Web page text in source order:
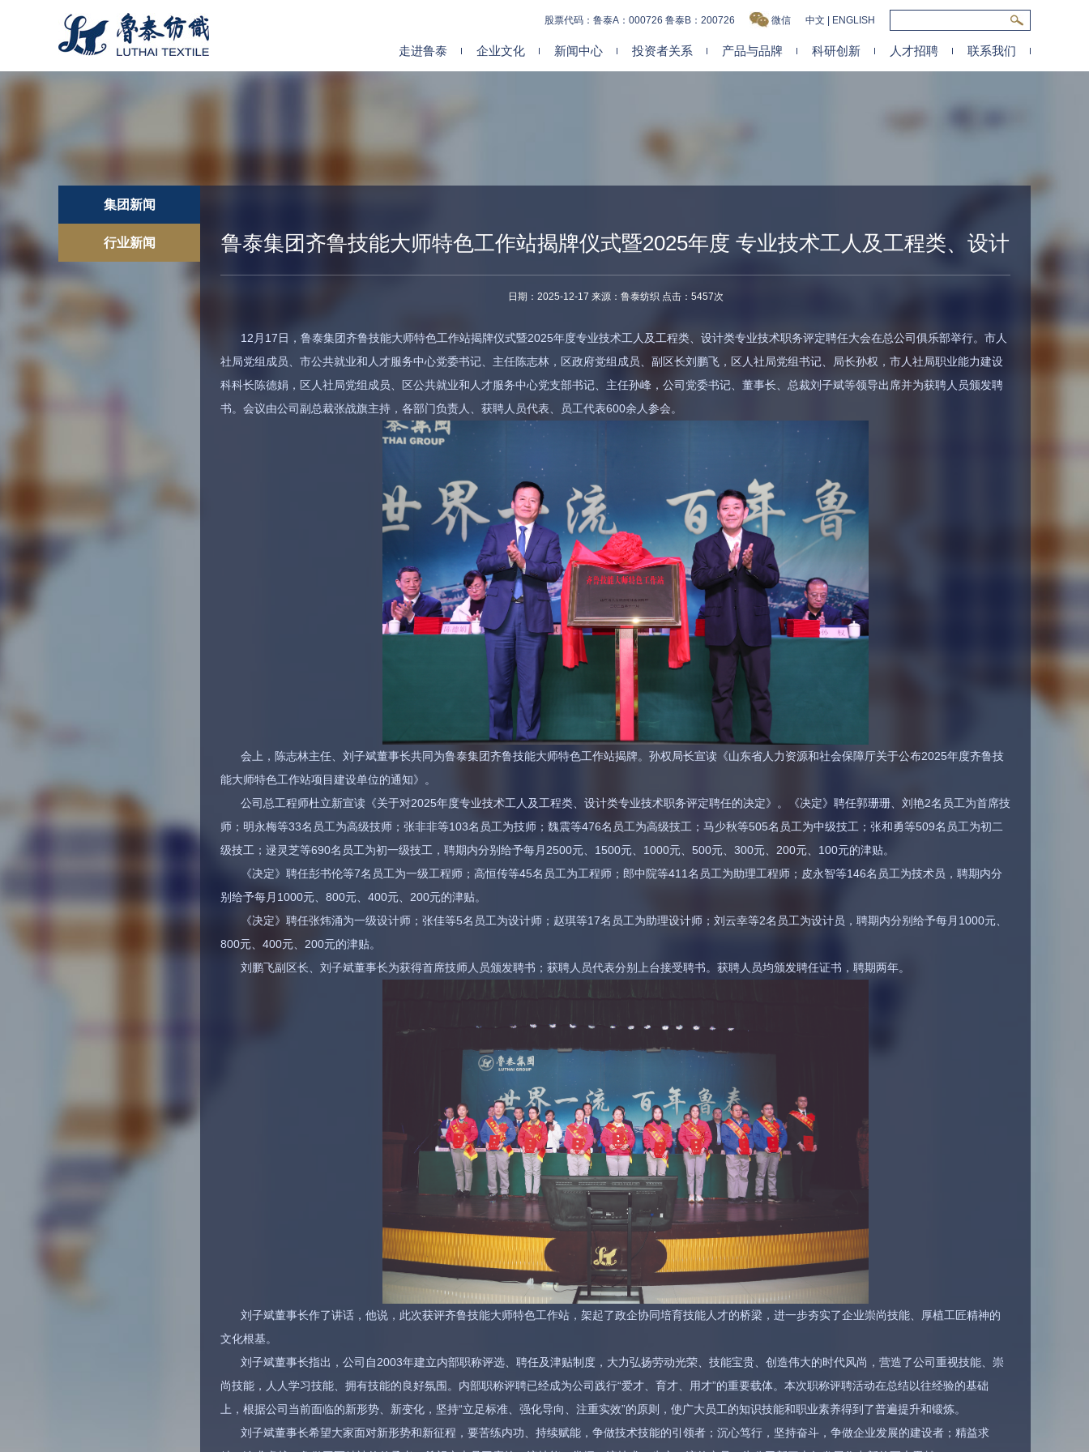
中文 ENGLISH
微信
股票代码：鲁泰A：000726 鲁泰B：200726
走进鲁泰 企业文化 新闻中心 投资者关系 产品与品牌 科研创新 人才招聘 联系我们
集团新闻
行业新闻 鲁泰集团齐鲁技能大师特色工作站揭牌仪式暨2025年度 专业技术工人及工程类、设计
类专业技术职务评定聘任大会举行
日期：2025-12-17 来源：鲁泰纺织 点击：5457次
12月17日，鲁泰集团齐鲁技能大师特色工作站揭牌仪式暨2025年度专业技术工人及工程类、设计类专业技术职务评定聘任大会在总公司俱乐部举行。市人
社局党组成员、市公共就业和人才服务中心党委书记、主任陈志林，区政府党组成员、副区长刘鹏飞，区人社局党组书记、局长孙权，市人社局职业能力建设
科科长陈德娟，区人社局党组成员、区公共就业和人才服务中心党支部书记、主任孙峰，公司党委书记、董事长、总裁刘子斌等领导出席并为获聘人员颁发聘
书。会议由公司副总裁张战旗主持，各部门负责人、获聘人员代表、员工代表600余人参会。
会上，陈志林主任、刘子斌董事长共同为鲁泰集团齐鲁技能大师特色工作站揭牌。孙权局长宣读《山东省人力资源和社会保障厅关于公布2025年度齐鲁技
能大师特色工作站项目建设单位的通知》。
公司总工程师杜立新宣读《关于对2025年度专业技术工人及工程类、设计类专业技术职务评定聘任的决定》。《决定》聘任郭珊珊、刘艳2名员工为首席技
师；明永梅等33名员工为高级技师；张非非等103名员工为技师；魏震等476名员工为高级技工；马少秋等505名员工为中级技工；张和勇等509名员工为初二
级技工；逯灵芝等690名员工为初一级技工，聘期内分别给予每月2500元、1500元、1000元、500元、300元、200元、100元的津贴。
《决定》聘任彭书伦等7名员工为一级工程师；高恒传等45名员工为工程师；郎中院等411名员工为助理工程师；皮永智等146名员工为技术员，聘期内分
别给予每月1000元、800元、400元、200元的津贴。
《决定》聘任张炜涌为一级设计师；张佳等5名员工为设计师；赵琪等17名员工为助理设计师；刘云幸等2名员工为设计员，聘期内分别给予每月1000元、
800元、400元、200元的津贴。
刘鹏飞副区长、刘子斌董事长为获得首席技师人员颁发聘书；获聘人员代表分别上台接受聘书。获聘人员均颁发聘任证书，聘期两年。
刘子斌董事长作了讲话，他说，此次获评齐鲁技能大师特色工作站，架起了政企协同培育技能人才的桥梁，进一步夯实了企业崇尚技能、厚植工匠精神的
文化根基。
刘子斌董事长指出，公司自2003年建立内部职称评选、聘任及津贴制度，大力弘扬劳动光荣、技能宝贵、创造伟大的时代风尚，营造了公司重视技能、崇
尚技能，人人学习技能、拥有技能的良好氛围。内部职称评聘已经成为公司践行“爱才、育才、用才”的重要载体。本次职称评聘活动在总结以往经验的基础
上，根据公司当前面临的新形势、新变化，坚持“立足标准、强化导向、注重实效”的原则，使广大员工的知识技能和职业素养得到了普遍提升和锻炼。
刘子斌董事长希望大家面对新形势和新征程，要苦练内功、持续赋能，争做技术技能的引领者；沉心笃行，坚持奋斗，争做企业发展的建设者；精益求